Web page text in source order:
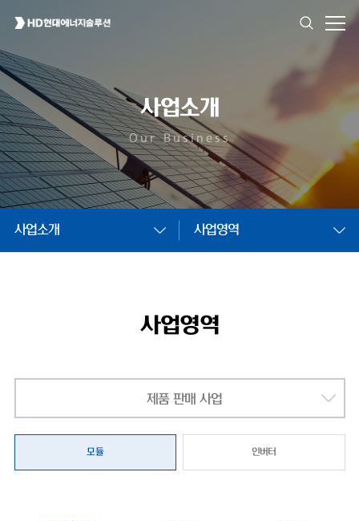
사업소개
Our Business
사업소개 사업영역
사업영역
제품 판매 사업
모듈 인버터